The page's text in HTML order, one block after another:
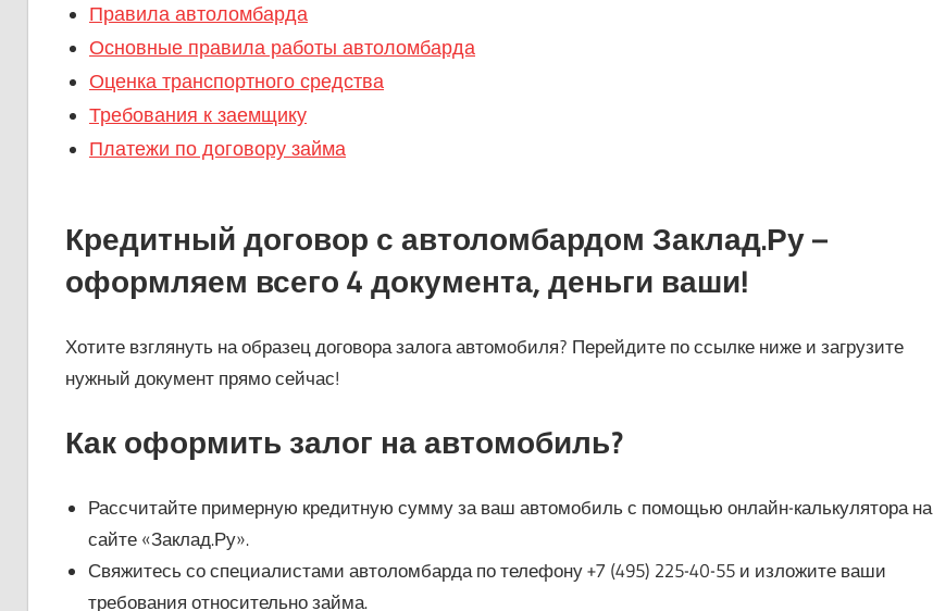
Правила автоломбарда
Основные правила работы автоломбарда
Оценка транспортного средства
Требования к заемщику
Платежи по договору займа
Кредитный договор с автоломбардом Заклад.Ру –
оформляем всего 4 документа, деньги ваши!
Хотите взглянуть на образец договора залога автомобиля? Перейдите по ссылке ниже и загрузите
нужный документ прямо сейчас!
Как оформить залог на автомобиль?
Рассчитайте примерную кредитную сумму за ваш автомобиль с помощью онлайн-калькулятора на
сайте «Заклад.Ру».
Свяжитесь со специалистами автоломбарда по телефону +7 (495) 225-40-55 и изложите ваши
требования относительно займа.